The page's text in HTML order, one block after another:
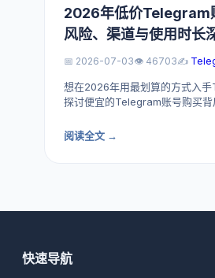
2026年低价Telegram
风险、渠道与使用时长
📅 2026-07-03👁️ 46703✍️
想在2026年用最划算的方式入
探讨便宜的Telegram账号购买
阅读全文 →
快速导航